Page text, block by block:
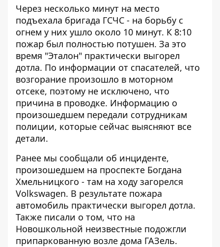
Через несколько минут на место
подъехала бригада ГСЧС - на борьбу с
огнем у них ушло около 10 минут. К 8:10
пожар был полностью потушен. За это
время "Эталон" практически выгорел
дотла. По информации от спасателей, что
возгорание произошло в моторном
отсеке, поэтому не исключено, что
причина в проводке. Информацию о
произошедшем передали сотрудникам
полиции, которые сейчас выясняют все
детали.
Ранее мы сообщали об инциденте,
произошедшем на проспекте Богдана
Хмельницкого - там на ходу загорелся
Volkswagen. В результате пожара
автомобиль практически выгорел дотла.
Также писали о том, что на
Новошкольной неизвестные подожгли
припаркованную возле дома ГАЗель.